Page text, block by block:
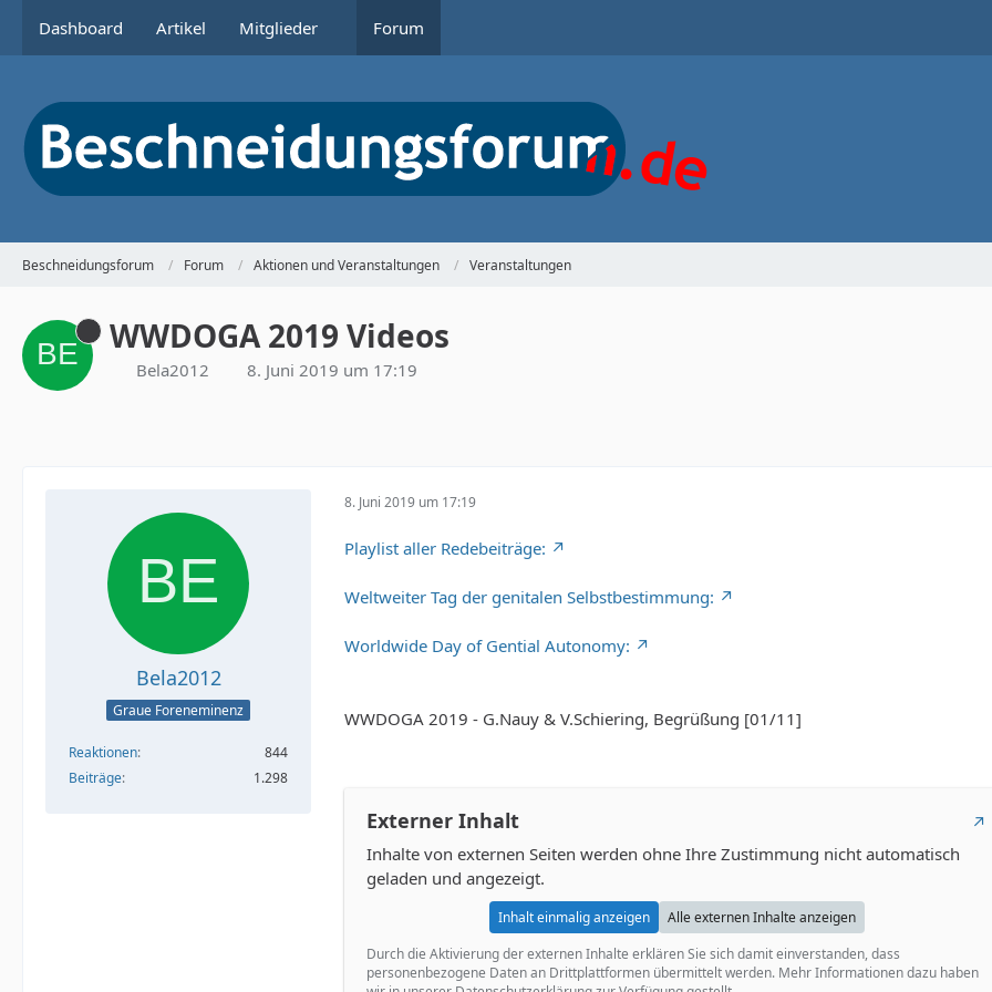
Dashboard Artikel Mitglieder Forum
Beschneidungsforum Forum Aktionen und Veranstaltungen Veranstaltungen
WWDOGA 2019 Videos
Bela2012 8. Juni 2019 um 17:19
Bela2012
Graue Foreneminenz
Reaktionen
844
Beiträge
1.298
8. Juni 2019 um 17:19
Playlist aller Redebeiträge:
Weltweiter Tag der genitalen Selbstbestimmung:
Worldwide Day of Gential Autonomy:
WWDOGA 2019 - G.Nauy & V.Schiering, Begrüßung [01/11]
Externer Inhalt
Inhalte von externen Seiten werden ohne Ihre Zustimmung nicht automatisch
geladen und angezeigt.
Inhalt einmalig anzeigen
Alle externen Inhalte anzeigen
Durch die Aktivierung der externen Inhalte erklären Sie sich damit einverstanden, dass
personenbezogene Daten an Drittplattformen übermittelt werden. Mehr Informationen dazu haben